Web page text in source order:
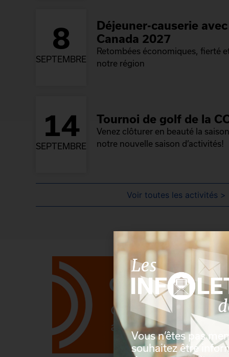
8
SEPTEMBRE
Déjeuner-causerie
Canada 2027
Retombées économiques, fierté
notre région
14
SEPTEMBRE
Tournoi de golf de la
Venez clôturer en beauté la
notre nouvelle saison d’activités!
Voir toutes les activités >
Vous n’êtes pas
souhaitez être